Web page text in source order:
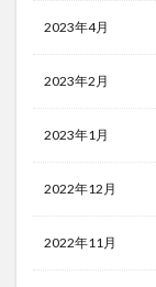
2023年4月
2023年2月
2023年1月
2022年12月
2022年11月